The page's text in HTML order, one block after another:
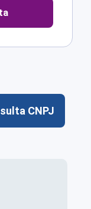
CNPJ